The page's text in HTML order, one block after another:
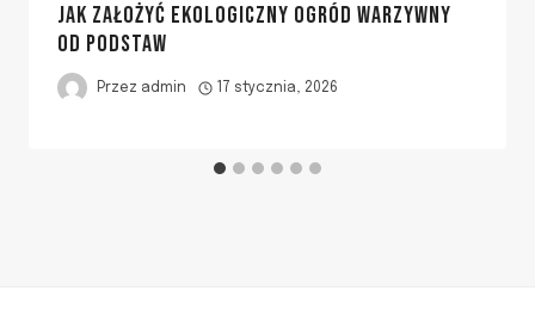
JAK ZAŁOŻYĆ EKOLOGICZNY OGRÓD WARZYWNY
OD PODSTAW
Przez admin 17 stycznia, 2026